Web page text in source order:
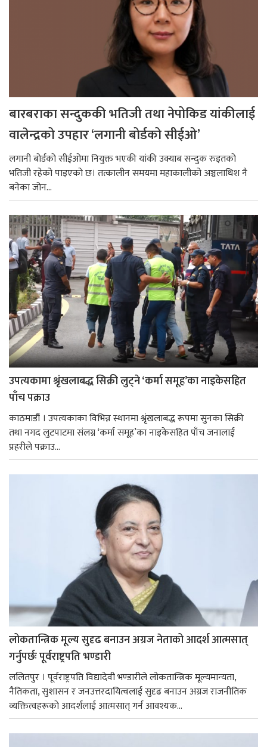
बारबराका सन्दुककी भतिजी तथा नेपोकिड यांकीलाई
वालेन्द्रको उपहार ‘लगानी बोर्डको सीईओ’
लगानी बोर्डको सीईओमा नियुक्त भएकी यांकी उक्याब सन्दुक रुइतको
भतिजी रहेको पाइएको छ। तत्कालीन समयमा महाकालीको अञ्चलाधिश नै
बनेका जोन...
उपत्यकामा श्रृंखलाबद्ध सिक्री लुट्ने ‘कर्मा समूह’का नाइकेसहित
पाँच पक्राउ
काठमाडौं । उपत्यकाका विभिन्न स्थानमा श्रृंखलाबद्ध रूपमा सुनका सिक्री
तथा नगद लुटपाटमा संलग्न ‘कर्मा समूह’का नाइकेसहित पाँच जनालाई
प्रहरीले पक्राउ...
लोकतान्त्रिक मूल्य सुदृढ बनाउन अग्रज नेताको आदर्श आत्मसात्
गर्नुपर्छः पूर्वराष्ट्रपति भण्डारी
ललितपुर । पूर्वराष्ट्रपति विद्यादेवी भण्डारीले लोकतान्त्रिक मूल्यमान्यता,
नैतिकता, सुशासन र जनउत्तरदायित्वलाई सुदृढ बनाउन अग्रज राजनीतिक
व्यक्तित्वहरूको आदर्शलाई आत्मसात् गर्न आवश्यक...